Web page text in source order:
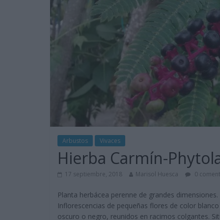
Arbustos Vivaces
Hierba Carmín-
17 septiembre, 2018 Marisol Huesca 0
Planta herbácea perenne de grandes
Inflorescencias de pequeñas flores de color
oscuro o negro, reunidos en racimos colgantes.